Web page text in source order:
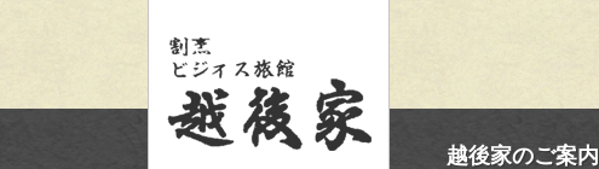
越後家のご案内